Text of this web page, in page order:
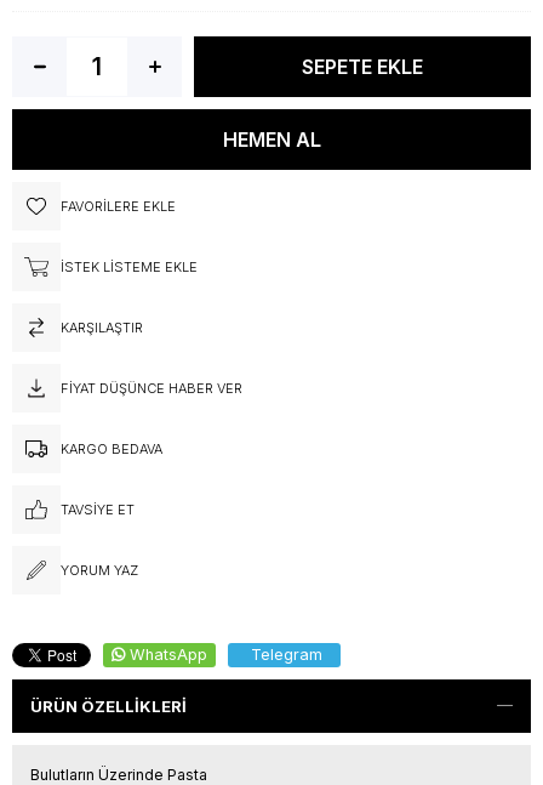
FAVORILERE EKLE
İSTEK LISTEME EKLE
KARŞILAŞTIR
FIYAT DÜŞÜNCE HABER VER
KARGO BEDAVA
TAVSIYE ET
YORUM YAZ
WhatsApp Telegram
ÜRÜN ÖZELLIKLERI
Bulutların Üzerinde Pasta